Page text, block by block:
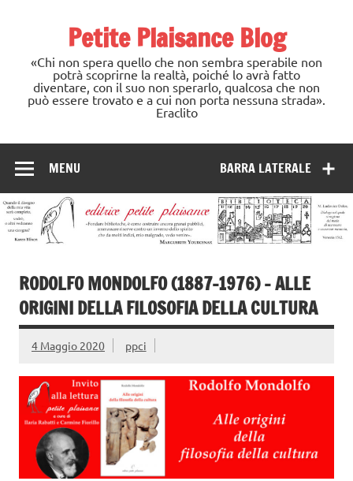
Petite Plaisance Blog
«Chi non spera quello che non sembra sperabile non
potrà scoprirne la realtà, poiché lo avrà fatto
diventare, con il suo non sperarlo, qualcosa che non
può essere trovato e a cui non porta nessuna strada».
Eraclito
BARRA LATERALE
MENU
RODOLFO MONDOLFO (1887-1976) – ALLE
ORIGINI DELLA FILOSOFIA DELLA CULTURA
4 Maggio 2020 ppci